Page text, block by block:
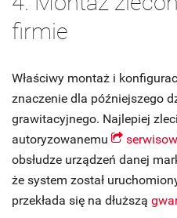
firmie
Właściwy montaż i
znaczenie dla późniejszego
grawitacyjnego. Najlepiej
autoryzowanemu
obsłudze urządzeń danej
że system został
przekłada się na dłuższą